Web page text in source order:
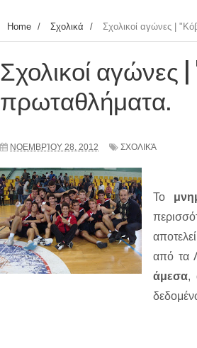
Home / Σχολικά / Σχολικοί αγώνες |
Σχολικοί αγώνες
πρωταθλήματα.
ΝΟΕΜΒΡΊΟΥ 28, 2012 ΣΧΟΛΙΚΆ
Το
από τα
άμεσα,